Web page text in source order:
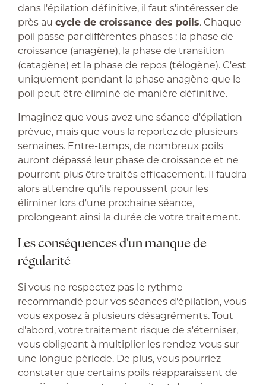
dans l'épilation définitive, il faut s'intéresser de
près au cycle de croissance des poils. Chaque
poil passe par différentes phases : la phase de
croissance (anagène), la phase de transition
(catagène) et la phase de repos (télogène). C'est
uniquement pendant la phase anagène que le
poil peut être éliminé de manière définitive.
Imaginez que vous avez une séance d'épilation
prévue, mais que vous la reportez de plusieurs
semaines. Entre-temps, de nombreux poils
auront dépassé leur phase de croissance et ne
pourront plus être traités efficacement. Il faudra
alors attendre qu'ils repoussent pour les
éliminer lors d'une prochaine séance,
prolongeant ainsi la durée de votre traitement.
Les conséquences d'un manque de
régularité
Si vous ne respectez pas le rythme
recommandé pour vos séances d'épilation, vous
vous exposez à plusieurs désagréments. Tout
d'abord, votre traitement risque de s'éterniser,
vous obligeant à multiplier les rendez-vous sur
une longue période. De plus, vous pourriez
constater que certains poils réapparaissent de